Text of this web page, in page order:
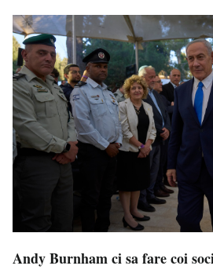
Andy Burnham ci sa fare coi